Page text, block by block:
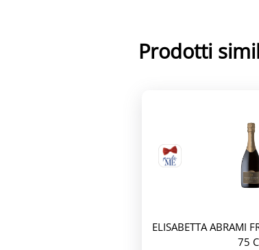
Prodotti
ELISABETTA ABRAMI
75